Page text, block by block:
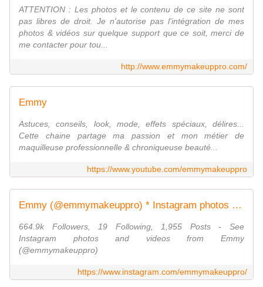
ATTENTION : Les photos et le contenu de ce site ne sont
pas libres de droit. Je n'autorise pas l'intégration de mes
photos & vidéos sur quelque support que ce soit, merci de
me contacter pour tou...
http://www.emmymakeuppro.com/
Emmy
Astuces, conseils, look, mode, effets spéciaux, délires...
Cette chaine partage ma passion et mon métier de
maquilleuse professionnelle & chroniqueuse beauté...
https://www.youtube.com/emmymakeuppro
Emmy (@emmymakeuppro) * Instagram photos and videos
664.9k Followers, 19 Following, 1,955 Posts - See
Instagram photos and videos from Emmy
(@emmymakeuppro)
https://www.instagram.com/emmymakeuppro/